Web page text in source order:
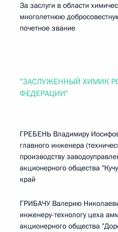
За заслуги в области
многолетнюю
почетное звание
"ЗАСЛУЖЕННЫЙ ХИМИК
ФЕДЕРАЦИИ"
ГРЕБЕНЬ Владимиру
главного инженера
производству
акционерного общества
край
ГРИБАЧУ Валерию
инженеру-технологу цеха
акционерного общества